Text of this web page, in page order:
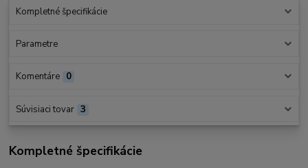
Kompletné špecifikácie
Parametre
Komentáre 0
Súvisiaci tovar 3
Kompletné špecifikácie